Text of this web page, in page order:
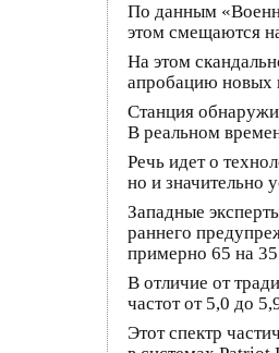
По данным
этом смещаются
На этом
апробацию новых
Станция
В реальном
Речь идет о
но и значительно
Западные
раннего
примерно 65 на
В отличие от
частот от 5,0 до
Этот спектр